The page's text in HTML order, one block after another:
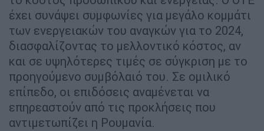
έχει συνάψει συμφωνίες για μεγάλο κομμάτι
των ενεργειακών του αναγκών για το 2024,
διασφαλίζοντας το μελλοντικό κόστος, αν
και σε υψηλότερες τιμές σε σύγκριση με το
προηγούμενο συμβόλαιό του. Σε ομιλικό
επίπεδο, οι επιδόσεις αναμένεται να
επηρεαστούν από τις προκλήσεις που
αντιμετωπίζει η Ρουμανία.